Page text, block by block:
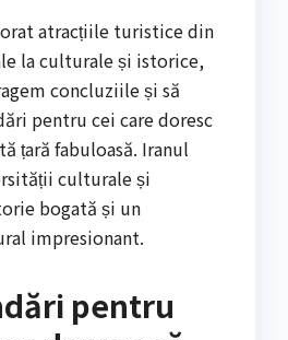
atracțiile turistice din
la culturale și istorice,
concluziile și să
pentru cei care doresc
țară fabuloasă. Iranul
culturale și
bogată și un
impresionant.
pentru